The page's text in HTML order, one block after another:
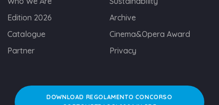
Edition 2026
Archive
Catalogue
Cinema&Opera Award
Partner
Privacy
DOWNLOAD REGOLAMENTO CONCORSO